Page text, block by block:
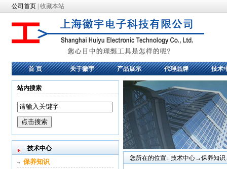
公司首页| 收藏本站
首 页 关于徽宇 产品展示 代理品牌 技术
站内搜索
技术中心
保养知识 您所在的位置: 技术中心→保养知